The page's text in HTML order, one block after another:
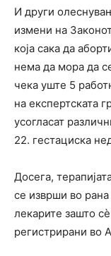
И други
измени на
која сака да
нема да мора да
чека уште 5
на експертската
усогласат
22. гестациска
Досега,
се изврши во
лекарите зашто
регистрирани во